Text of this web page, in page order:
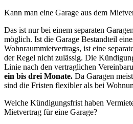
Kann man eine Garage aus dem
Das ist nur bei einem separaten
möglich. Ist die Garage Bestandteil
Wohnraummietvertrags, ist eine
der Regel nicht zulässig. Die
Linie nach den vertraglichen
ein bis drei Monate. Da Garagen
sind die Fristen flexibler als bei
Welche Kündigungsfrist haben
Mietvertrag für eine Garage?